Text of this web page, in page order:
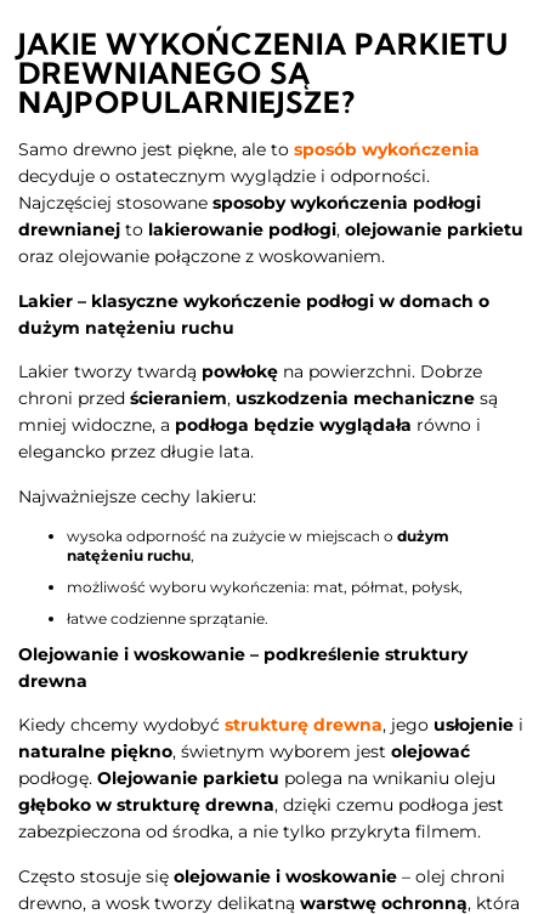
JAKIE WYKOŃCZENIA PARKIETU
DREWNIANEGO SĄ
NAJPOPULARNIEJSZE?
Samo drewno jest piękne, ale to sposób wykończenia
decyduje o ostatecznym wyglądzie i odporności.
Najczęściej stosowane sposoby wykończenia podłogi
drewnianej to lakierowanie podłogi, olejowanie parkietu
oraz olejowanie połączone z woskowaniem.
Lakier – klasyczne wykończenie podłogi w domach o
dużym natężeniu ruchu
Lakier tworzy twardą powłokę na powierzchni. Dobrze
chroni przed ścieraniem, uszkodzenia mechaniczne są
mniej widoczne, a podłoga będzie wyglądała równo i
elegancko przez długie lata.
Najważniejsze cechy lakieru:
wysoka odporność na zużycie w miejscach o dużym
natężeniu ruchu,
możliwość wyboru wykończenia: mat, półmat, połysk,
łatwe codzienne sprzątanie.
Olejowanie i woskowanie – podkreślenie struktury
drewna
Kiedy chcemy wydobyć strukturę drewna, jego usłojenie i
naturalne piękno, świetnym wyborem jest olejować
podłogę. Olejowanie parkietu polega na wnikaniu oleju
głęboko w strukturę drewna, dzięki czemu podłoga jest
zabezpieczona od środka, a nie tylko przykryta filmem.
Często stosuje się olejowanie i woskowanie – olej chroni
drewno, a wosk tworzy delikatną warstwę ochronną, która